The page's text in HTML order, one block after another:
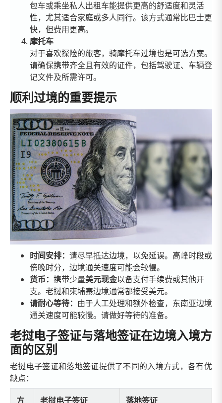
包车或乘坐私人出租车能提供更高的舒适度和灵活
性，尤其适合家庭或多人同行。该方式通常比巴士更
快，但费用更高。
摩托车
对于喜欢探险的旅客，骑摩托车过境也是可选方案。
请确保携带齐全且有效的证件，包括驾驶证、车辆登
记文件及所需许可。
顺利过境的重要提示
时间安排： 请尽早抵达边境，以免延误。高峰时段或
傍晚时分，边境通关速度可能会较慢。
货币： 携带少量美元现金以备支付手续费或其他开
支。老挝和柬埔寨边境通常都接受美元。
请耐心等待： 由于人工处理和额外检查，东南亚边境
通关速度可能较慢。请做好等待的准备。
老挝电子签证与落地签证在边境入境方
面的区别
老挝电子签证和落地签证提供了不同的入境方式，各有优
缺点：
方 老挝电子签证 落地签证